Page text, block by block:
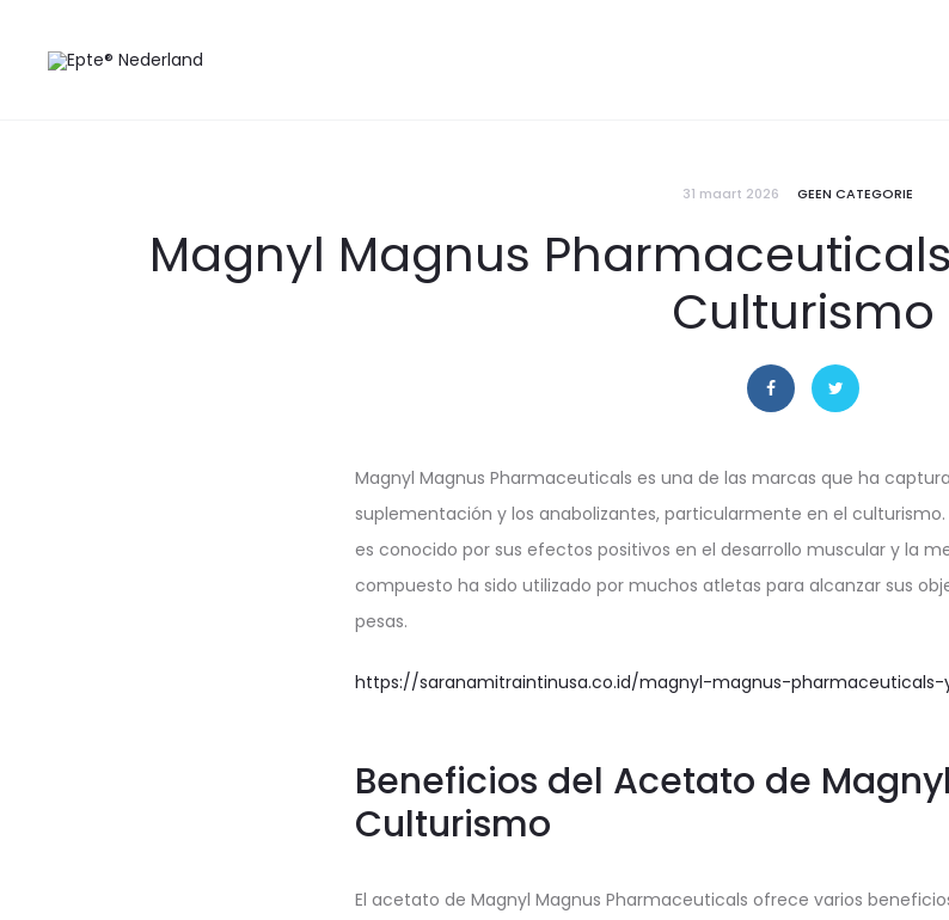
31 maart 2026 GEEN CATEGORIE
Magnyl Magnus
Culturismo
Magnyl Magnus Pharmaceuticals es una de las marcas que ha
suplementación y los anabolizantes, particularmente en el
es conocido por sus efectos positivos en el desarrollo muscular y la
compuesto ha sido utilizado por muchos atletas para alcanzar sus
pesas.
https://saranamitraintinusa.co.id/magnyl-magnus-
Beneficios del Acetato de
Culturismo
El acetato de Magnyl Magnus Pharmaceuticals ofrece varios